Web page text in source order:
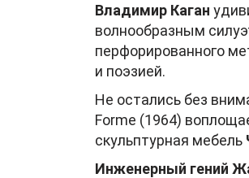
Владимир Каган
волнообразным
перфорированного
и поэзией.
Не остались без
Forme (1964)
скульптурная мебель
Инженерный гений